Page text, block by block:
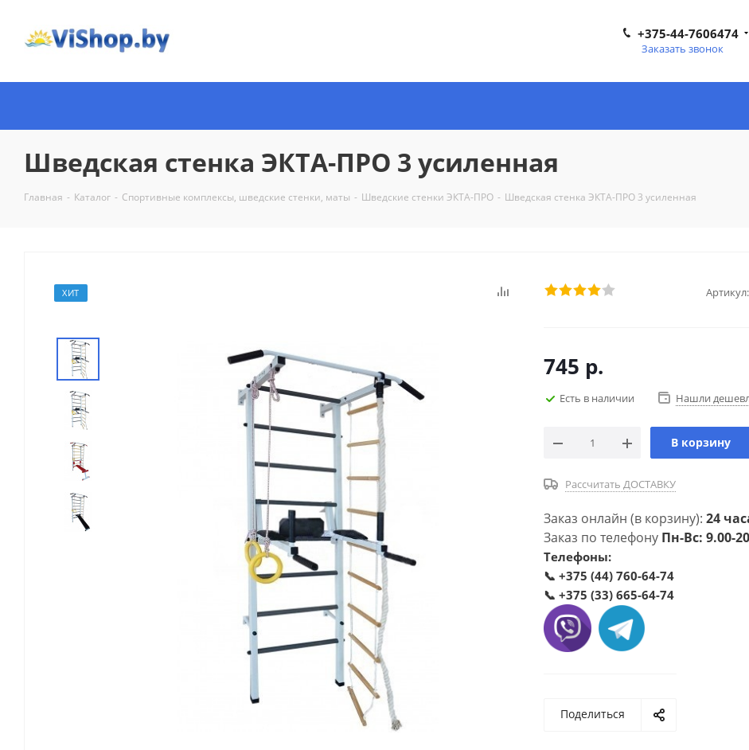
+375-44-7606474
Заказать звонок
Шведская стенка ЭКТА-ПРО 3 усиленная
Главная - Каталог - Спортивные комплексы, шведские стенки, маты - Шведские стенки ЭКТА-ПРО - Шведская стенка ЭКТА-ПРО 3 усиленная
ХИТ Артикул:
745 р.
Есть в наличии Нашли
В корзину
Рассчитать ДОСТАВКУ
Заказ онлайн (в корзину): 24
Заказ по телефону Пн-Вс: 9.00-
Телефоны:
📞 +375 (44) 760-64-74
📞 +375 (33) 665-64-74
Поделиться